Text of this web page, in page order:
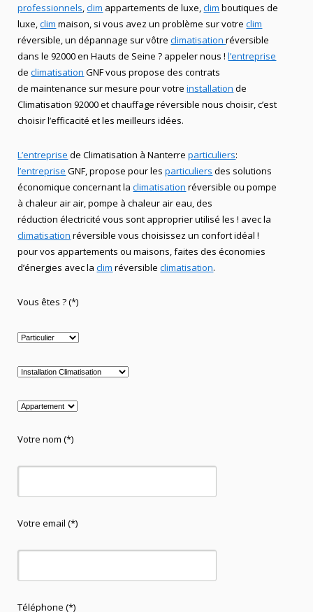
professionnels,clim appartements de luxe,clim boutiques de
luxe,clim maison, si vous avez un problème sur votreclim
réversible, un dépannage sur vôtreclimatisationréversible
dans le 92000 en Hauts de Seine ? appeler nous !l’entreprise
declimatisation GNF vous propose des contrats
de maintenance sur mesure pour votreinstallation de
Climatisation 92000 et chauffage réversible nous choisir, c’est
choisir l’efficacité et les meilleurs idées.
L’entreprise de Climatisation à Nanterreparticuliers:
l’entreprise GNF, propose pour lesparticuliers des solutions
économique concernant laclimatisation réversible ou pompe
à chaleur air air, pompe à chaleur air eau, des
réduction électricité vous sont approprier utilisé les ! avec la
climatisation réversible vous choisissez un confort idéal !
pour vos appartements ou maisons, faites des économies
d’énergies avec laclim réversibleclimatisation.
Vous êtes ? (*)
Votre nom (*)
Votre email (*)
Téléphone (*)